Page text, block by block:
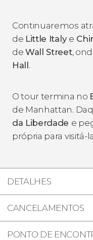
Continuaremos
de Little Italy e
deWall Street,
Hall.
O tour termina no
de Manhattan.
da Liberdade e
própria para visitá-
DETALHES
CANCELAMENTOS
PONTO DE